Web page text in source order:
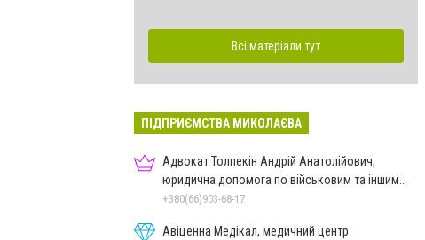
Всі матеріали тут
ПІДПРИЄМСТВА МИКОЛАЄВА
Адвокат Толпекін Андрій Анатолійович,
юридична допомога по військовим та іншим
справам
+380(66)903-68-17
Авіценна Медікал, медичний центр